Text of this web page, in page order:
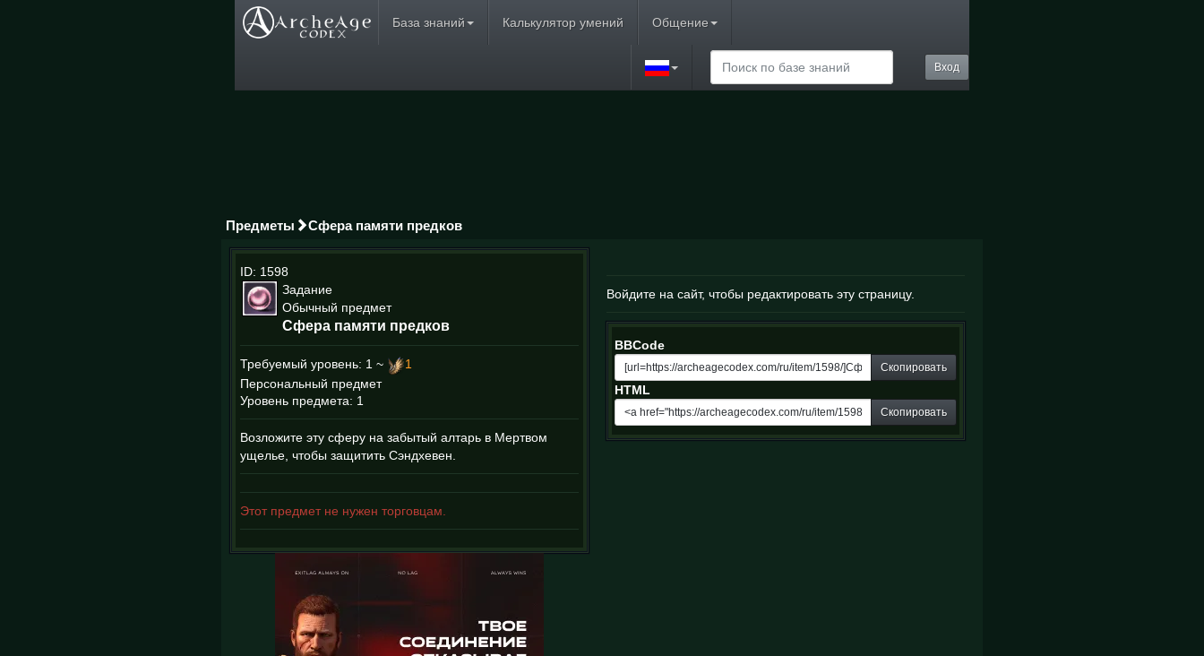
База знаний Калькулятор умений Общение
Вход
Предметы Сфера памяти предков
ID: 1598
Задание
Обычный предмет
Сфера памяти предков
Требуемый уровень: 1 ~
1
Персональный предмет
Уровень предмета: 1
Возложите эту сферу на забытый алтарь в Мертвом
ущелье, чтобы защитить Сэндхевен.
Этот предмет не нужен торговцам.
Войдите на сайт, чтобы редактировать эту страницу.
BBCode
Скопировать
HTML
Скопировать